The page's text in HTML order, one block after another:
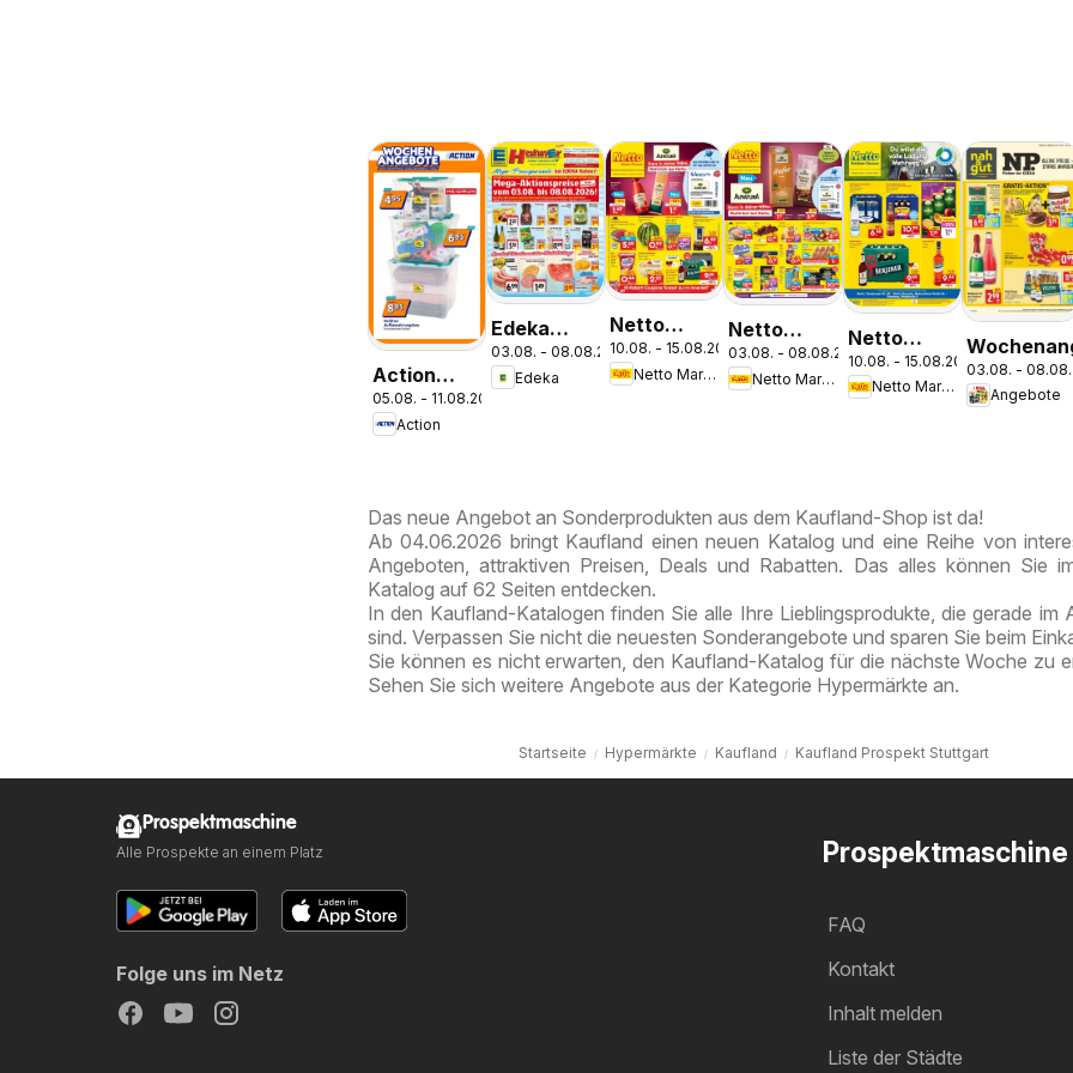
Action
Kleine
Preise,
05.08. - 11.08.2026
Action
Edeka
Prospekt
Parchim
03.08. - 08.08.2026
Edeka
Netto
Marken-
Discount
10.08. - 15.08.2026
Netto Marken-Discount
Netto
Marken-
Discount
03.08. - 08.08.2026
Netto Marken-Discount
Netto
Marken-
Discount
10.08. - 15.08.2026
Netto Marken-Discount
03.08. -
Angebote
Das neue Angebot an Sonderprodukten aus dem Kaufland-Shop ist da!
Ab 04.06.2026 bringt Kaufland einen neuen Katalog und eine Reihe von
Angeboten, attraktiven Preisen, Deals und Rabatten. Das alles können Sie
Katalog auf 62 Seiten entdecken.
In den Kaufland-Katalogen finden Sie alle Ihre Lieblingsprodukte, die gerade im
sind. Verpassen Sie nicht die neuesten Sonderangebote und sparen Sie beim
Sie können es nicht erwarten, den Kaufland-Katalog für die nächste Woche zu
Sehen Sie sich weitere Angebote aus der Kategorie Hypermärkte an.
Startseite Hypermärkte Kaufland Kaufland Prospekt Stuttgart
Prospektmaschine
FAQ
Kontakt
Inhalt melden
Liste der Städte
Prospektmaschine
Alle Prospekte an einem Platz
Folge uns im Netz